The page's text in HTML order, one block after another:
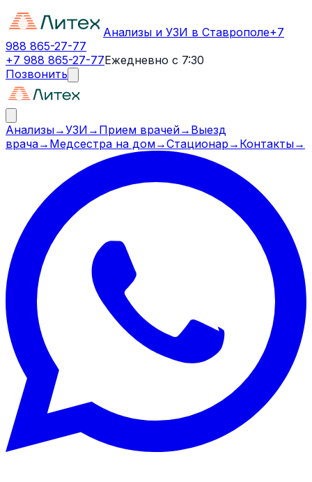
Анализы и УЗИ в Ставрополе+7
988 865-27-77
+7 988 865-27-77Ежедневно с 7:30
Позвонить
Анализы→УЗИ → Прием врачей→ Выезд
врача→ Медсестра на дом→Стационар → Контакты→